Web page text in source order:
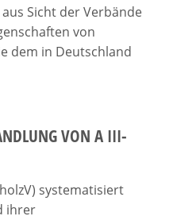
Sicht der Verbände
von
dem in Deutschland
VON A III-H
systematisiert
ihrer